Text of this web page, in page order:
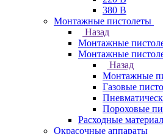
380 В
Монтажные пистолеты
Назад
Монтажные
Монтажные
Назад
Монтажные
Газовые
Пороховые
Расходные
Окрасочные аппараты